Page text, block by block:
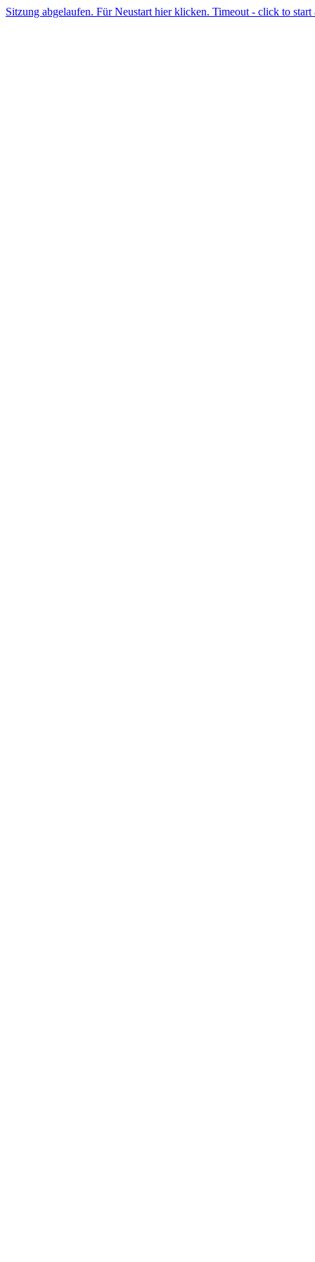
Sitzung abgelaufen. Für Neustart hier klicken. Timeout - click to start